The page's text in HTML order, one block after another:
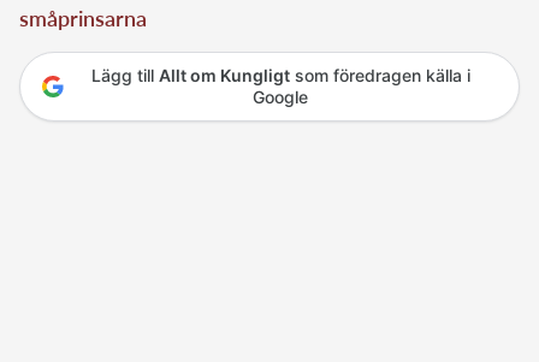
småprinsarna
Lägg till Allt om Kungligtsom föredragen källa i
Google